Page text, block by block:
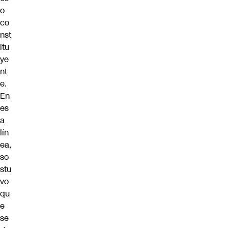
o
co
nst
itu
ye
nt
e.
En
es
a
lín
ea,
so
stu
vo
qu
e
se